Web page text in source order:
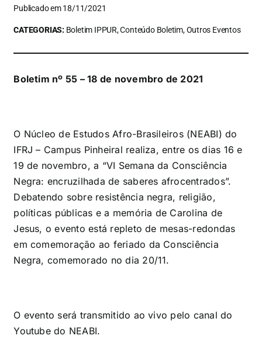
Publicado em 18/11/2021
CATEGORIAS: Boletim IPPUR, Conteúdo Boletim, Outros Eventos
Boletim nº 55 – 18 de novembro de 2021
O Núcleo de Estudos Afro-Brasileiros (NEABI) do
IFRJ – Campus Pinheiral realiza, entre os dias 16 e
19 de novembro, a “VI Semana da Consciência
Negra: encruzilhada de saberes afrocentrados”.
Debatendo sobre resistência negra, religião,
políticas públicas e a memória de Carolina de
Jesus, o evento está repleto de mesas-redondas
em comemoração ao feriado da Consciência
Negra, comemorado no dia 20/11.
O evento será transmitido ao vivo pelo canal do
Youtube do NEABI.